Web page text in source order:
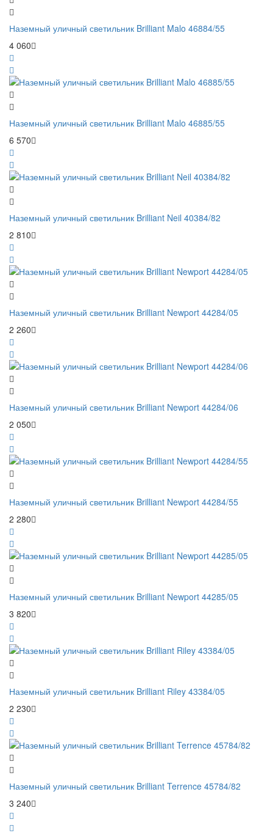
Наземный уличный светильник Brilliant Malo 46884/55
4 060
Наземный уличный светильник Brilliant Malo 46885/55
6 570
Наземный уличный светильник Brilliant Neil 40384/82
2 810
Наземный уличный светильник Brilliant Newport 44284/05
2 260
Наземный уличный светильник Brilliant Newport 44284/06
2 050
Наземный уличный светильник Brilliant Newport 44284/55
2 280
Наземный уличный светильник Brilliant Newport 44285/05
3 820
Наземный уличный светильник Brilliant Riley 43384/05
2 230
Наземный уличный светильник Brilliant Terrence 45784/82
3 240